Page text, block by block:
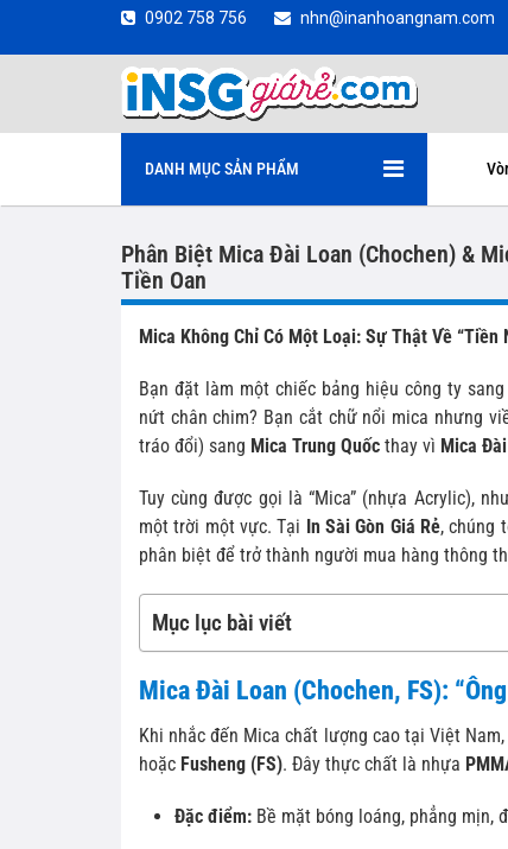
0902 758 756 nhn@inanhoangnam.com
DANH MỤC SẢN PHẨM
Phân Biệt Mica Đài Loan (Chochen) &
Tiền Oan
Mica Không Chỉ Có Một Loại: Sự Thật Về “Tiền
Bạn đặt làm một chiếc bảng hiệu công ty
nứt chân chim? Bạn cắt chữ nổi mica nhưng
tráo đổi) sang Mica Trung Quốc thay vì Mica
Tuy cùng được gọi là “Mica” (nhựa Acrylic),
một trời một vực. Tại In Sài Gòn Giá Rẻ, chúng
phân biệt để trở thành người mua hàng thông
Mục lục bài viết
Mica Đài Loan (Chochen, FS):
Khi nhắc đến Mica chất lượng cao tại Việt
hoặc Fusheng (FS). Đây thực chất là nhựa
Đặc điểm: Bề mặt bóng loáng, phẳng mịn,